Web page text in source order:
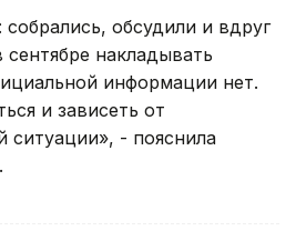
собрались, обсудили и вдруг
накладывать
информации нет.
и зависеть от
ситуации», - пояснила